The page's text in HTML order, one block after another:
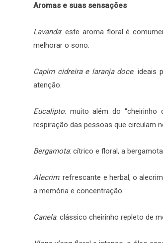
Aromas e suas sensações
Lavanda: este aroma floral é
melhorar o sono.
Capim cidreira e laranja doce: ideais
atenção.
Eucalipto: muito além do “cheirinho
respiração das pessoas que circulam
Bergamota: cítrico e floral, a
Alecrim: refrescante e herbal, o
a memória e concentração.
Canela: clássico cheirinho repleto de